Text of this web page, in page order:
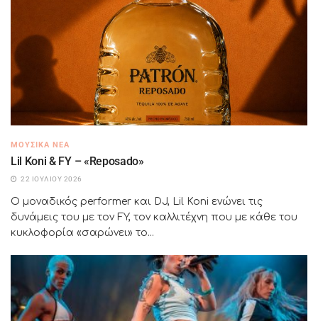
ΜΟΥΣΙΚΆ ΝΈΑ
Lil Koni & FY – «Reposado»
22 ΙΟΥΛΊΟΥ 2026
Ο μοναδικός performer και DJ, Lil Koni ενώνει τις
δυνάμεις του με τον FY, τον καλλιτέχνη που με κάθε του
κυκλοφορία «σαρώνει» το...